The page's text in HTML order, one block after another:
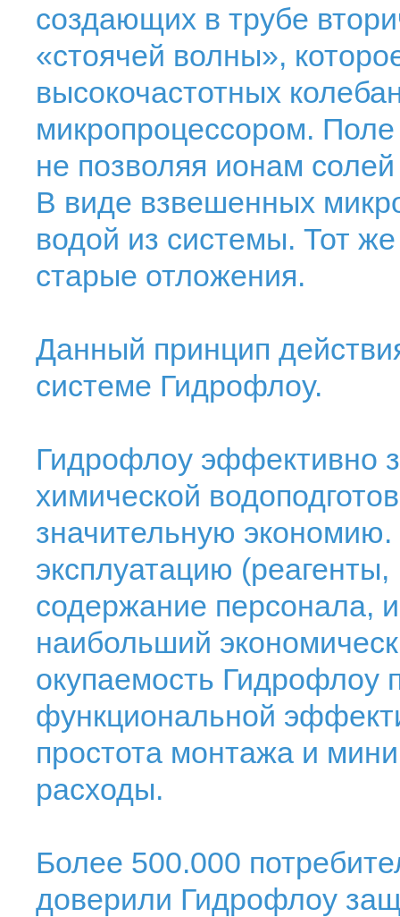
создающих в трубе
«стоячей волны»,
высокочастотных
микропроцессором.
не позволяя ионам
В виде взвешенных
водой из системы. Тот
старые отложения.
Данный принцип
системе Гидрофлоу.
Гидрофлоу эффективно
химической
значительную
эксплуатацию
содержание персонала,
наибольший
окупаемость Гидрофлоу
функциональной
простота монтажа и
расходы.
Более 500.000
доверили Гидрофлоу